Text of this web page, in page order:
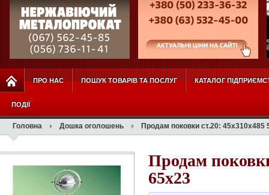
ПРО НАС ПОШУК ТОВАРІВ ТА ПОСЛУГ КАТАЛОГ
ПОДІЇ
Головна Дошка оголошень Продам поковки ст.20: 45х310х485
Продам
65х23